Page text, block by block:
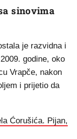
sinovima
je razvidna i
godine, oko
Vrapče, nakon
i prijetio da
Ćorušića. Pijan,